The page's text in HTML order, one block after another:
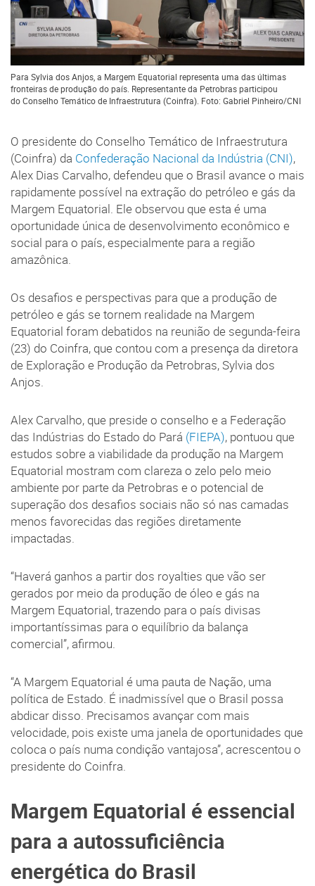
Para Sylvia dos Anjos, a Margem Equatorial representa uma das últimas
fronteiras de produção do país. Representante da Petrobras participou
do Conselho Temático de Infraestrutura (Coinfra). Foto: Gabriel Pinheiro/CNI
O presidente do Conselho Temático de Infraestrutura
(Coinfra) da Confederação Nacional da Indústria (CNI),
Alex Dias Carvalho, defendeu que o Brasil avance o mais
rapidamente possível na extração do petróleo e gás da
Margem Equatorial. Ele observou que esta é uma
oportunidade única de desenvolvimento econômico e
social para o país, especialmente para a região
amazônica.
Os desafios e perspectivas para que a produção de
petróleo e gás se tornem realidade na Margem
Equatorial foram debatidos na reunião de segunda-feira
(23) do Coinfra, que contou com a presença da diretora
de Exploração e Produção da Petrobras, Sylvia dos
Anjos.
Alex Carvalho, que preside o conselho e a Federação
das Indústrias do Estado do Pará (FIEPA), pontuou que
estudos sobre a viabilidade da produção na Margem
Equatorial mostram com clareza o zelo pelo meio
ambiente por parte da Petrobras e o potencial de
superação dos desafios sociais não só nas camadas
menos favorecidas das regiões diretamente
impactadas.
“Haverá ganhos a partir dos royalties que vão ser
gerados por meio da produção de óleo e gás na
Margem Equatorial, trazendo para o país divisas
importantíssimas para o equilíbrio da balança
comercial”, afirmou.
“A Margem Equatorial é uma pauta de Nação, uma
política de Estado. É inadmissível que o Brasil possa
abdicar disso. Precisamos avançar com mais
velocidade, pois existe uma janela de oportunidades que
coloca o país numa condição vantajosa”, acrescentou o
presidente do Coinfra.
Margem Equatorial é essencial
para a autossuficiência
energética do Brasil